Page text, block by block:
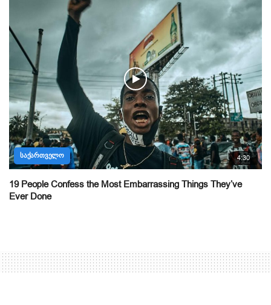
4:30
ᲡᲐᲥᲐᲠᲗᲕᲔᲚᲝ
19 People Confess the Most Embarrassing Things They’ve
Ever Done